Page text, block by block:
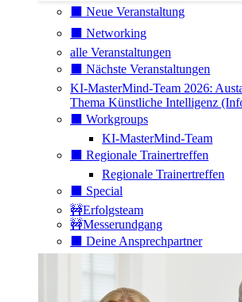
⬛️ Neue Veranstaltung
⬛️ Networking
alle Veranstaltungen
⬛️ Nächste Veranstaltungen
KI-MasterMind-Team 2026:
Thema Künstliche Intelligenz
⬛️ Workgroups
KI-MasterMind-Team
⬛️ Regionale Trainertreffen
Regionale Trainertreffen
⬛️ Special
🚧Erfolgsteam
🚧Messerundgang
⬛️ Deine Ansprechpartner